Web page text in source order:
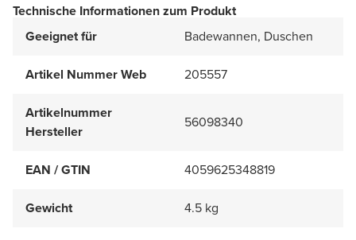
Technische Informationen zum Produkt
Geeignet für
Badewannen, Duschen
Artikel Nummer Web 205557
Artikelnummer
Hersteller
56098340
EAN / GTIN 4059625348819
Gewicht 4.5 kg